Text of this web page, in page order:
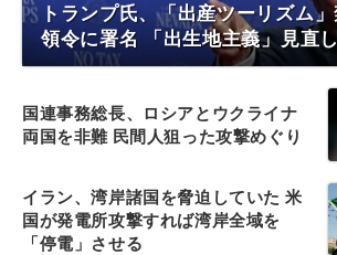
トランプ氏、「出産ツーリズム
領令に署名 「出生地主義」見直
国連事務総長、ロシアとウクライナ
両国を非難 民間人狙った攻撃めぐり
イラン、湾岸諸国を脅迫していた 米
国が発電所攻撃すれば湾岸全域を
「停電」させる